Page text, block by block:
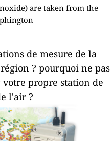
are taken from the
de mesure de la
? pourquoi ne pas
propre station de
l'air ?